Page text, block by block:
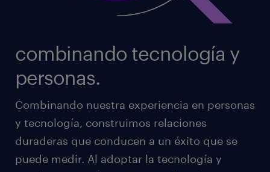
combinando tecnología y
personas.
Combinando nuestra experiencia en personas
y tecnología, construimos relaciones
duraderas que conducen a un éxito que se
puede medir. Al adoptar la tecnología y